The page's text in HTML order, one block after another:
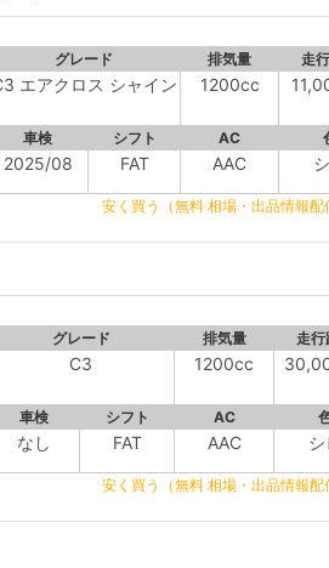
グレード 排気量 走
エアクロス シャイン 1200cc
車検 シフト AC
2025/08 FAT AAC
安く買う（無料 相場・出品情報配
グレード 排気量 走
C3 1200cc
車検 シフト AC
なし FAT AAC シ
安く買う（無料 相場・出品情報配